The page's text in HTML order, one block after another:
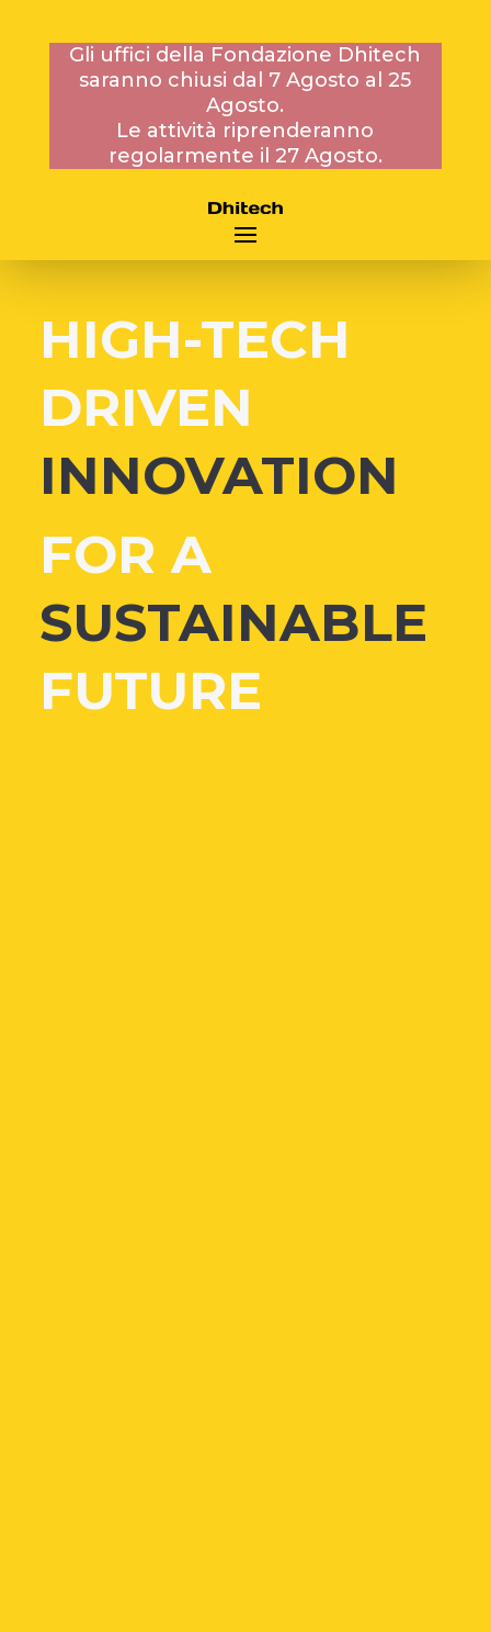
Gli uffici della Fondazione Dhitech
saranno chiusi dal 7 Agosto al 25
Agosto.
Le attività riprenderanno
regolarmente il 27 Agosto.
Fondazione DHITECH
DISTRETTO TECNOLOGICO HIGH
HIGH-TECH
DRIVEN
INNOVATION
FOR A
SUSTAINABLE
FUTURE